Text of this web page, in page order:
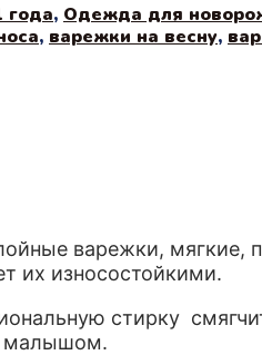
года, Одежда для
, варежки на весну,
варежки, мягкие,
их износостойкими.
стирку
малышом.